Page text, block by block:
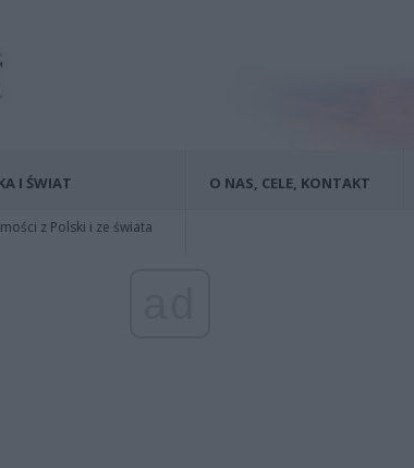
I ŚWIAT
z Polski i ze świata
O NAS, CELE, KONTAKT